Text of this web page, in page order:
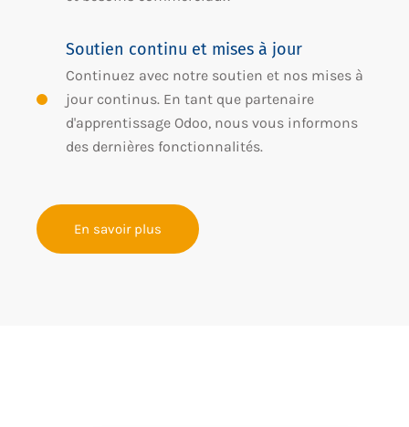
Soutien continu et mises à jour
Continuez avec notre soutien et nos mises à
jour continus. En tant que partenaire
d'apprentissage Odoo, nous vous informons
des dernières fonctionnalités.
En savoir plus